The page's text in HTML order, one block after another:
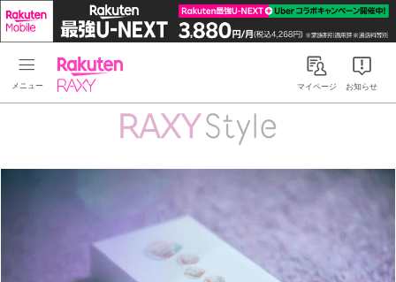
Rakuten RAXYマイページ お知らせ